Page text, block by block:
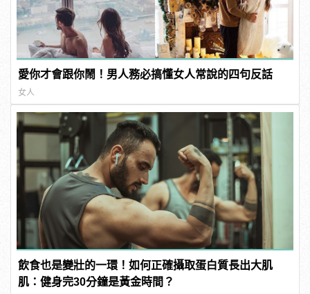
愛你才會跟你鬧！男人務必搞懂女人常說的四句反話
女人
飲食也是變壯的一環！如何正確攝取蛋白質長出大肌
肌：健身完30分鐘是黃金時間？